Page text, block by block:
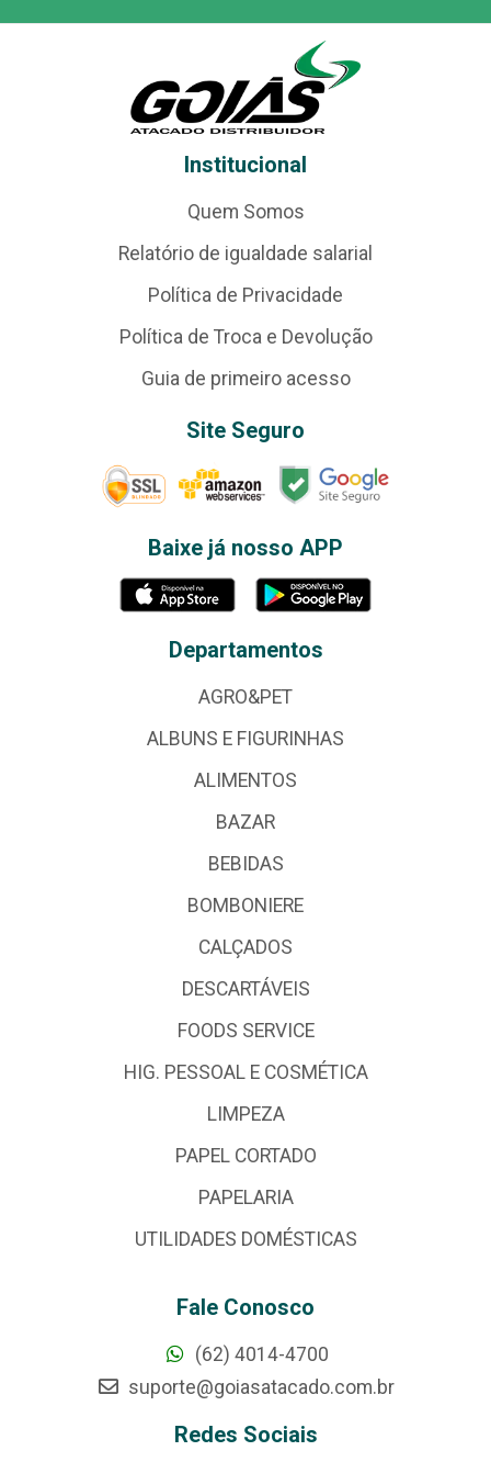
Institucional
Quem Somos
Relatório de igualdade salarial
Política de Privacidade
Política de Troca e Devolução
Guia de primeiro acesso
Site Seguro
Baixe já nosso APP
Departamentos
AGRO&PET
ALBUNS E FIGURINHAS
ALIMENTOS
BAZAR
BEBIDAS
BOMBONIERE
CALÇADOS
DESCARTÁVEIS
FOODS SERVICE
HIG. PESSOAL E COSMÉTICA
LIMPEZA
PAPEL CORTADO
PAPELARIA
UTILIDADES DOMÉSTICAS
Fale Conosco
(62) 4014-4700
suporte@goiasatacado.com.br
Redes Sociais